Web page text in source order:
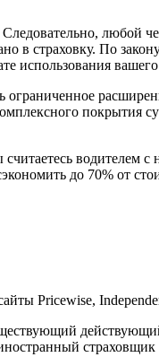
любой
в страховку. По
использования
ограниченное
покрытия
водителем
до 70% от
Pricewise,
страховщик